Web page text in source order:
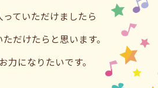
ていただけましたら
だけたらと思います。
力になりたいです。